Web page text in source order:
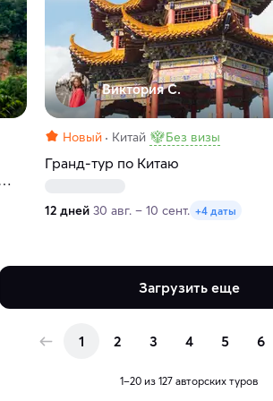
Виктория С.
Новый Китай Без визы
Гранд-тур по Китаю
12 дней 30 авг. – 10 сент. +4 даты
Загрузить еще
1 2 3 4 5 6
1–20 из 127 авторских туров